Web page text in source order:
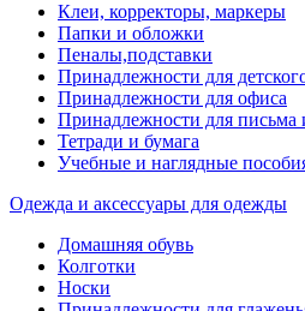
Клеи, корректоры, маркеры
Папки и обложки
Пеналы,подставки
Принадлежности для
Принадлежности для офиса
Принадлежности для письма
Тетради и бумага
Учебные и наглядные
Одежда и аксессуары для одежды
Домашняя обувь
Колготки
Носки